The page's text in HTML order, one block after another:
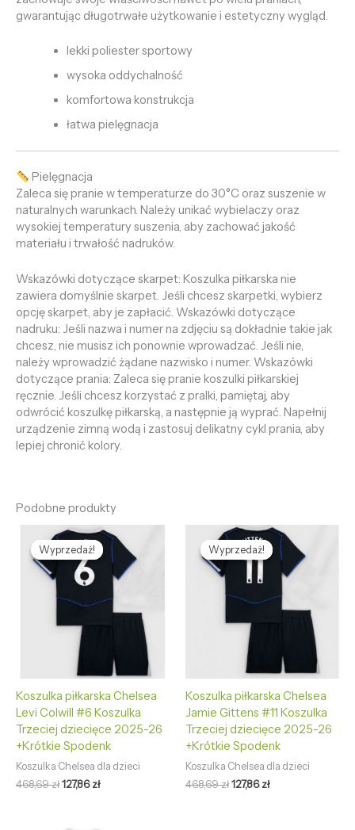
gwarantując długotrwałe użytkowanie i estetyczny wygląd.
lekki poliester sportowy
wysoka oddychalność
komfortowa konstrukcja
łatwa pielęgnacja
Pielęgnacja
Zaleca się pranie w temperaturze do 30°C oraz suszenie w
naturalnych warunkach. Należy unikać wybielaczy oraz
wysokiej temperatury suszenia, aby zachować jakość
materiału i trwałość nadruków.
Wskazówki dotyczące skarpet: Koszulka piłkarska nie
zawiera domyślnie skarpet. Jeśli chcesz skarpetki, wybierz
opcję skarpet, aby je zapłacić. Wskazówki dotyczące
nadruku: Jeśli nazwa i numer na zdjęciu są dokładnie takie jak
chcesz, nie musisz ich ponownie wprowadzać. Jeśli nie,
należy wprowadzić żądane nazwisko i numer. Wskazówki
dotyczące prania: Zaleca się pranie koszulki piłkarskiej
ręcznie. Jeśli chcesz korzystać z pralki, pamiętaj, aby
odwrócić koszulkę piłkarską, a następnie ją wyprać. Napełnij
urządzenie zimną wodą i zastosuj delikatny cykl prania, aby
lepiej chronić kolory.
Podobne produkty
Wyprzedaż!
Wyprzedaż!
Koszulka piłkarska Chelsea
Levi Colwill #6 Koszulka
Trzeciej dziecięce 2025-26
+Krótkie Spodenk
Koszulka Chelsea dla dzieci
468,69zł
Pierwotna
cena
wynosiła:
468,69 zł.
127,86zł
Aktualna
cena
wynosi:
127,86 zł.
Wyprzedaż!
Wyprzedaż!
Koszulka piłkarska Chelsea
Jamie Gittens #11 Koszulka
Trzeciej dziecięce 2025-26
+Krótkie Spodenk
Koszulka Chelsea dla dzieci
468,69zł
Pierwotna
cena
wynosiła:
468,69 zł.
127,86zł
Aktualna
cena
wynosi:
127,86 zł.